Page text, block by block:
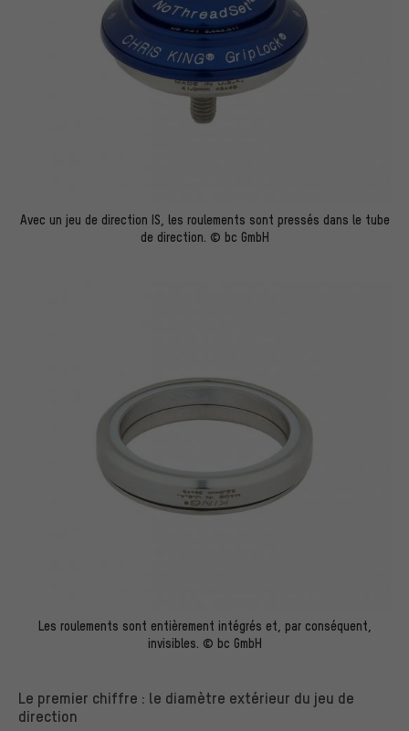
Avec un jeu de direction IS, les roulements sont pressés dans le tube
de direction. © bc GmbH
Les roulements sont entièrement intégrés et, par conséquent,
invisibles. © bc GmbH
Le premier chiffre : le diamètre extérieur du jeu de
direction